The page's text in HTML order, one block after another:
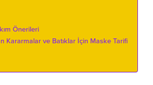
Önerileri
Kararmalar ve Batıklar İçin Maske Tarifi